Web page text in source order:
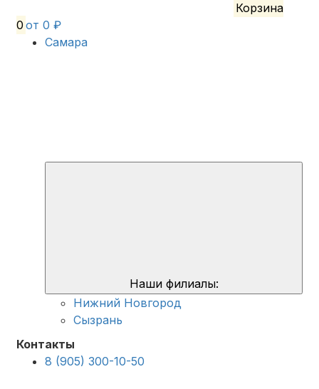
Корзина
0 от 0 ₽
Самара
Наши филиалы:
Нижний Новгород
Сызрань
Контакты
8 (905) 300-10-50